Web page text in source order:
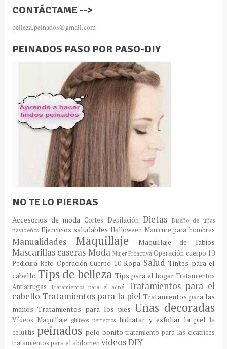
CONTÁCTAME -->
belleza.peinados@gmail.com
PEINADOS PASO POR PASO-DIY
NO TE LO PIERDAS
Accesorios de moda Cortes Depilación Dietas
Diseño de uñas
navideños Ejercicios saludables Halloween Manicure para hombres
Manualidades Maquillaje Maquillaje de labios
Mascarillas caseras Moda Mujer Proactiva Operación cuerpo 10
Pedicura Reto Operación Cuerpo 10 Ropa Salud Tintes para el
cabello Tips de belleza Tips para el hogar Tratamientos
Antiarrugas Tratamientos para el acné Tratamientos para el
cabello Tratamientos para la piel Tratamientos para las
manos Tratamientos para los pies Uñas decoradas
Vídeos Maquillaje glúteos perfectos hidratar y exfoliar la piel la
celulitis peinados pelo bonito tratamiento para las cicatrices
tratamientos para el abdomenvideos DIY